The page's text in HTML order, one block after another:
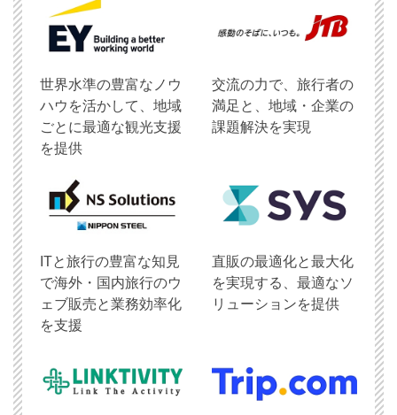
世界水準の豊富なノウ
ハウを活かして、地域
ごとに最適な観光支援
を提供
交流の力で、旅行者の
満足と、地域・企業の
課題解決を実現
ITと旅行の豊富な知見
で海外・国内旅行のウ
ェブ販売と業務効率化
を支援
直販の最適化と最大化
を実現する、最適なソ
リューションを提供